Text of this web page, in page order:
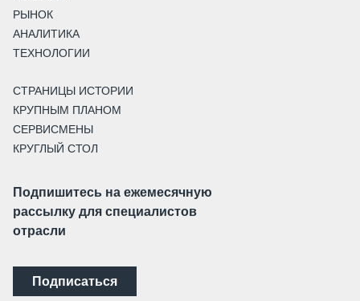
РЫНОК
АНАЛИТИКА
ТЕХНОЛОГИИ
СТРАНИЦЫ ИСТОРИИ
КРУПНЫМ ПЛАНОМ
СЕРВИСМЕНЫ
КРУГЛЫЙ СТОЛ
Подпишитесь на ежемесячную
рассылку для специалистов
отрасли
Подписаться